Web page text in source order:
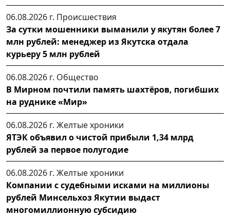
06.08.2026 г. Происшествия
За сутки мошенники выманили у якутян более 7
млн рублей: менеджер из Якутска отдала
курьеру 5 млн рублей
06.08.2026 г. Общество
В Мирном почтили память шахтёров, погибших
на руднике «Мир»
06.08.2026 г. Желтые хроники
ЯТЭК объявил о чистой прибыли 1,34 млрд
рублей за первое полугодие
06.08.2026 г. Желтые хроники
Компании с судебными исками на миллионы
рублей Минсельхоз Якутии выдаст
многомиллионную субсидию